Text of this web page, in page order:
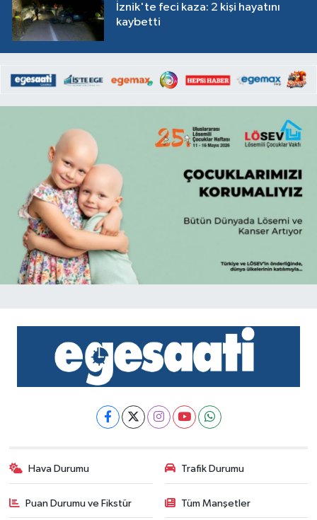
İznik'te feci kaza: 2 kişi hayatını
kaybetti
Hava Durumu Trafik Durumu
Puan Durumu ve Fikstür Tüm Manşetler